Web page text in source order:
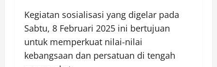
Kegiatan sosialisasi yang digelar pada
Sabtu, 8 Februari 2025 ini bertujuan
untuk memperkuat nilai-nilai
kebangsaan dan persatuan di tengah